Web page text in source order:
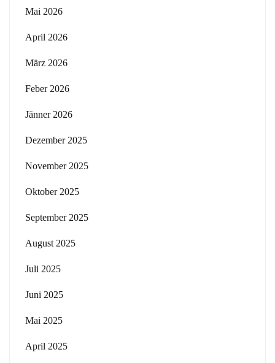
Mai 2026
April 2026
März 2026
Feber 2026
Jänner 2026
Dezember 2025
November 2025
Oktober 2025
September 2025
August 2025
Juli 2025
Juni 2025
Mai 2025
April 2025